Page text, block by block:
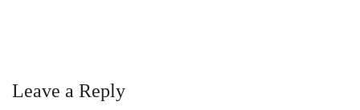
Leave a Reply